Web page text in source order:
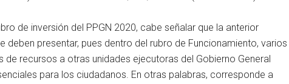
de inversión del PPGN 2020, cabe señalar que la anterior
deben presentar, pues dentro del rubro de Funcionamiento, varios
recursos a otras unidades ejecutoras del Gobierno General
para los ciudadanos. En otras palabras, corresponde a